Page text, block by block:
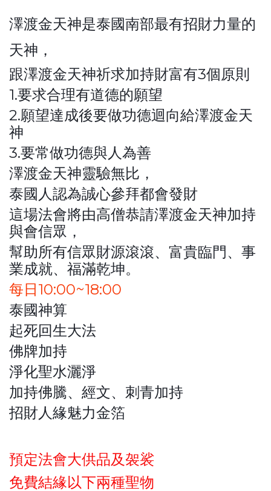
澤渡金天神是泰國南部最有招財力量的
天神，
跟澤渡金天神祈求加持財富有3個原則
1.要求合理有道德的願望
2.願望達成後要做功德迴向給澤渡金天
神
3.要常做功德與人為善
澤渡金天神靈驗無比，
泰國人認為誠心參拜都會發財
這場法會將由高僧恭請澤渡金天神加持
與會信眾，
幫助所有信眾財源滾滾、富貴臨門、事
業成就、福滿乾坤。
每日10:00~18:00
泰國神算
起死回生大法
佛牌加持
淨化聖水灑淨
加持佛騰、經文、刺青加持
招財人緣魅力金箔
預定法會大供品及袈裟
免費結緣以下兩種聖物